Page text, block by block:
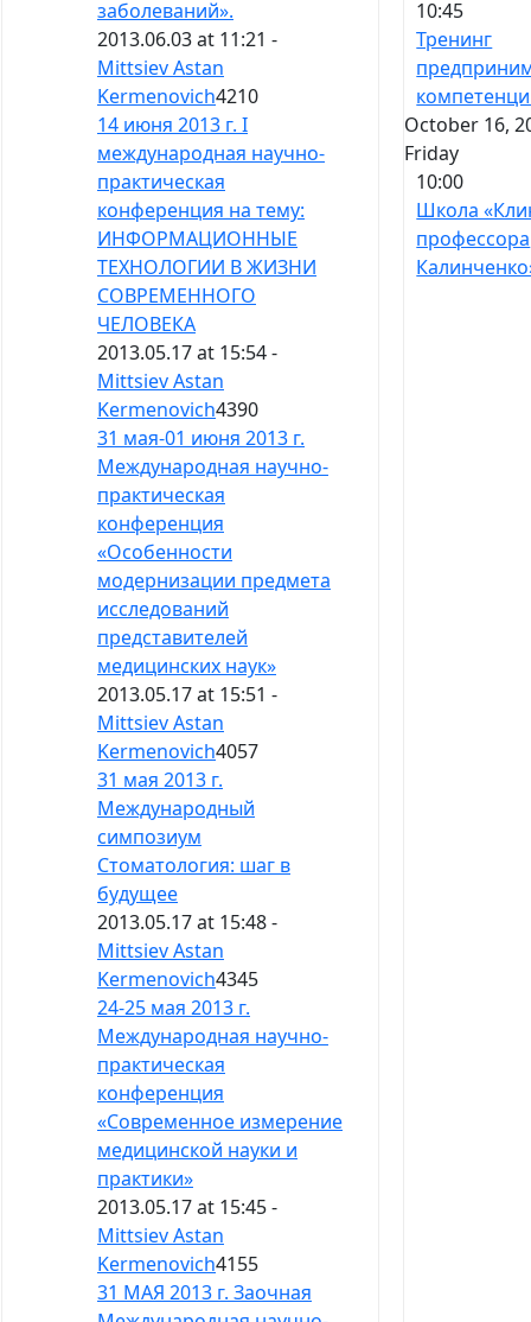
заболеваний».
2013.06.03 at 11:21 -
Mittsiev Astan
Kermenovich4210
14 июня 2013 г. I
международная научно-
практическая
конференция на тему:
ИНФОРМАЦИОННЫЕ
ТЕХНОЛОГИИ В ЖИЗНИ
СОВРЕМЕННОГО
ЧЕЛОВЕКА
2013.05.17 at 15:54 -
Mittsiev Astan
Kermenovich4390
31 мая-01 июня 2013 г.
Международная научно-
практическая
конференция
«Особенности
модернизации предмета
исследований
представителей
медицинских наук»
2013.05.17 at 15:51 -
Mittsiev Astan
Kermenovich4057
31 мая 2013 г.
Международный
симпозиум
Стоматология: шаг в
будущее
2013.05.17 at 15:48 -
Mittsiev Astan
Kermenovich4345
24-25 мая 2013 г.
Международная научно-
практическая
конференция
«Современное измерение
медицинской науки и
практики»
2013.05.17 at 15:45 -
Mittsiev Astan
Kermenovich4155
31 МАЯ 2013 г. Заочная
10:45
Тренинг
October 16,
Friday
10:00
Школа
профессора